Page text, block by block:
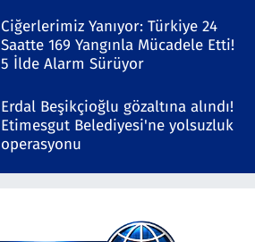
Ciğerlerimiz Yanıyor: Türkiye 24
Saatte 169 Yangınla Mücadele Etti!
5 İlde Alarm Sürüyor
Erdal Beşikçioğlu gözaltına alındı!
Etimesgut Belediyesi'ne yolsuzluk
operasyonu